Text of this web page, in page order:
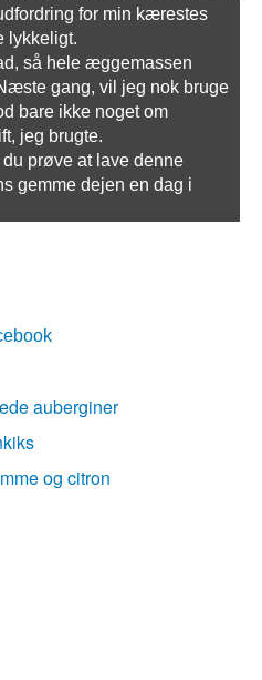
for min kærestes
lykkeligt.
så hele æggemassen
gang, vil jeg nok bruge
bare ikke noget om
jeg brugte.
prøve at lave denne
gemme dejen en dag i
auberginer
og citron